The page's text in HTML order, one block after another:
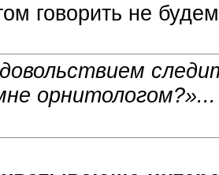
говорить не